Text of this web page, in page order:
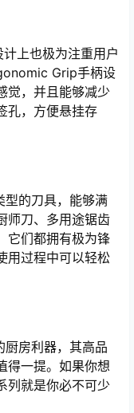
上也极为注重用户
Grip手柄设
觉，并且能够减少
孔，方便悬挂存
的刀具，能够满
师刀、多用途锯齿
它们都拥有极为锋
用过程中可以轻松
房利器，其高品
得一提。如果你想
列就是你必不可少